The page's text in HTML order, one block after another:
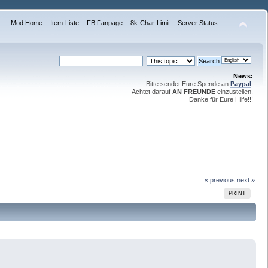
Mod Home Item-Liste FB Fanpage 8k-Char-Limit Server Status
News:
Bitte sendet Eure Spende an Paypal
Achtet darauf AN FREUNDE einzustellen.
Danke für Eure Hilfe!!!
« previous next »
PRINT